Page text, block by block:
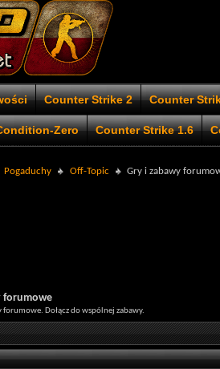
Counter Strike 2 Counter
Zero Counter Strike 1.6
Pogaduchy Off-Topic Gry i zabawy
forumowe
forumowe. Dołącz do wspólnej zabawy.